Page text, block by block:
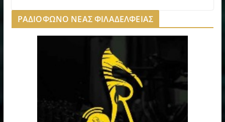
ΡΑΔΙΟΦΩΝΟ ΝΕΑΣ ΦΙΛΑΔΕΛΦΕΙΑΣ